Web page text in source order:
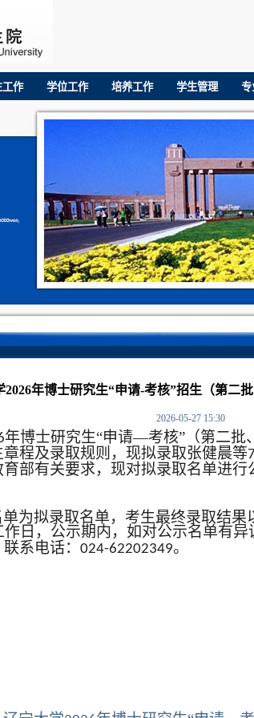
工作 学位工作 培养工作 学生管理 专
2026年博士研究生“申请-考核”招生（第二
2026-05-27 15:30
年博士研究生“申请—考核” （第二批
程及录取规则，现拟录取张健晨等
部有关要求，现对拟录取名单进行
为拟录取名单，考生最终录取结
作日，公示期内，如对公示名单有
系电话： 024-62202349。